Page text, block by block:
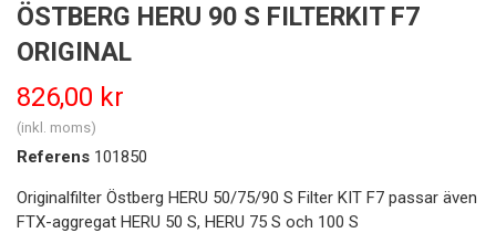
ÖSTBERG HERU 90 S FILTERKIT F7
ORIGINAL
826,00 kr
(inkl. moms)
Referens 101850
Originalfilter Östberg HERU 50/75/90 S Filter KIT F7 passar även
FTX-aggregat HERU 50 S, HERU 75 S och 100 S